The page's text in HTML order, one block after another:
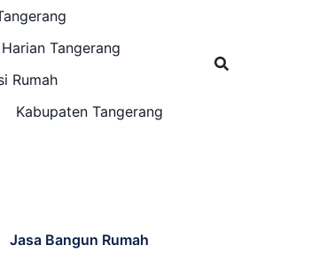
Tangerang
Rumah
Kabupaten Tangerang
Jasa Bangun Rumah